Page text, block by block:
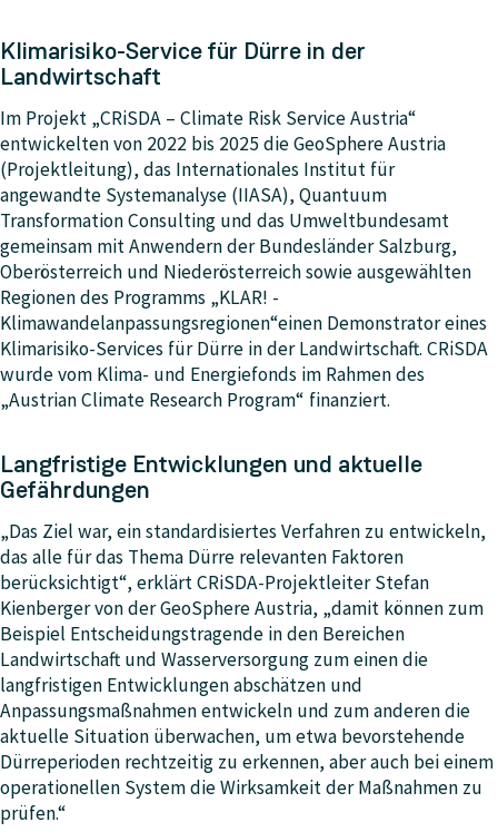
Klimarisiko-Service für Dürre in der
Landwirtschaft
Im Projekt „CRiSDA – Climate Risk Service Austria“
entwickelten von 2022 bis 2025 die GeoSphere Austria
(Projektleitung), das Internationales Institut für
angewandte Systemanalyse (IIASA), Quantuum
Transformation Consulting und das Umweltbundesamt
gemeinsam mit Anwendern der Bundesländer Salzburg,
Oberösterreich und Niederösterreich sowie ausgewählten
Regionen des Programms „KLAR! -
Klimawandelanpassungsregionen“einen Demonstrator eines
Klimarisiko-Services für Dürre in der Landwirtschaft. CRiSDA
wurde vom Klima- und Energiefonds im Rahmen des
„Austrian Climate Research Program“ finanziert.
Langfristige Entwicklungen und aktuelle
Gefährdungen
„Das Ziel war, ein standardisiertes Verfahren zu entwickeln,
das alle für das Thema Dürre relevanten Faktoren
berücksichtigt“, erklärt CRiSDA-Projektleiter Stefan
Kienberger von der GeoSphere Austria, „damit können zum
Beispiel Entscheidungstragende in den Bereichen
Landwirtschaft und Wasserversorgung zum einen die
langfristigen Entwicklungen abschätzen und
Anpassungsmaßnahmen entwickeln und zum anderen die
aktuelle Situation überwachen, um etwa bevorstehende
Dürreperioden rechtzeitig zu erkennen, aber auch bei einem
operationellen System die Wirksamkeit der Maßnahmen zu
prüfen.“